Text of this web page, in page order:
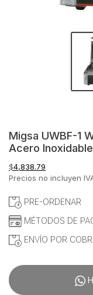
Migsa UWBF-1
Acero
$4,838.79
Precios no incluyen
PRE-ORDENAR
MÉTODOS DE
ENVÍO POR